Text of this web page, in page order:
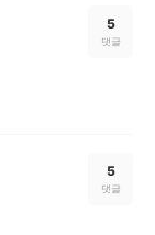
5
댓글
5
댓글